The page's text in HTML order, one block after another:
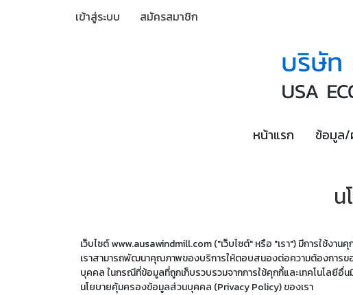
เข้าสู่ระบบ สมัครสมาชิก
หน้าแรก ข้อมูล/
น
เว็บไซต์ www.ausawindmill.com ("เว็บไซต์" หรือ "เรา") มีการใช้ง
เราสามารถพัฒนาคุณภาพของบริการให้ตอบสนองต่อความต้องการขอ
บุคคล ในกรณีที่ข้อมูลที่ถูกเก็บรวบรวมจากการใช้คุกกี้และเทคโนโลยี
นโยบายคุ้มครองข้อมูลส่วนบุคคล (Privacy Policy) ของเรา